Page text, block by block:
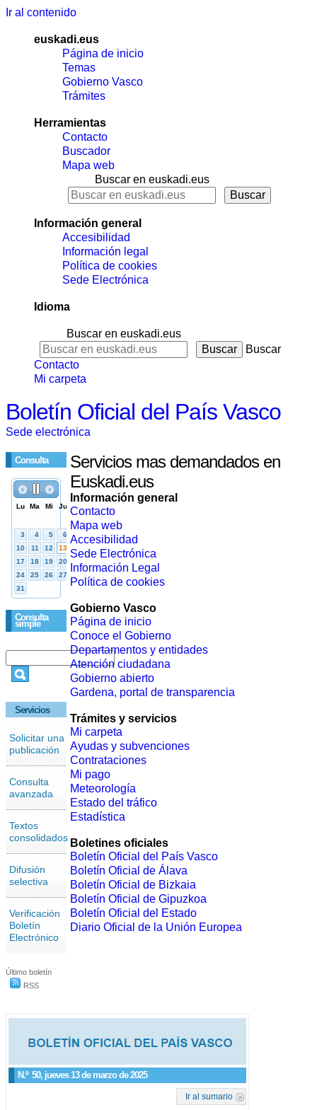
Ir al contenido
euskadi.eus
Página de inicio
Temas
Gobierno Vasco
Trámites
Herramientas
Contacto
Buscador
Mapa web
Buscar en euskadi.eus
Información general
Accesibilidad
Información legal
Política de cookies
Sede Electrónica
Idioma
Buscar en euskadi.eus
Buscar
Contacto
Mi carpeta
Boletín Oficial del País Vasco
Sede electrónica
Consulta
Consulta
simple
Servicios
Solicitar una
publicación
Consulta
avanzada
Textos
consolidados
Difusión
selectiva
Verificación
Boletín
Electrónico
Último boletín
RSS
N.º 50, jueves 13 de marzo de 2025
Ir al sumario
Servicios mas demandados en
Euskadi.eus
Información general
Contacto
Mapa web
Accesibilidad
Sede Electrónica
Información Legal
Política de cookies
Gobierno Vasco
Página de inicio
Conoce el Gobierno
Departamentos y entidades
Atención ciudadana
Gobierno abierto
Gardena, portal de transparencia
Trámites y servicios
Mi carpeta
Ayudas y subvenciones
Contrataciones
Mi pago
Meteorología
Estado del tráfico
Estadística
Boletines oficiales
Boletín Oficial del País Vasco
Boletín Oficial de Álava
Boletín Oficial de Bizkaia
Boletín Oficial de Gipuzkoa
Boletín Oficial del Estado
Diario Oficial de la Unión Europea